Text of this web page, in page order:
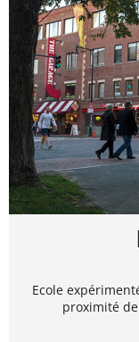
Ecole
proximité